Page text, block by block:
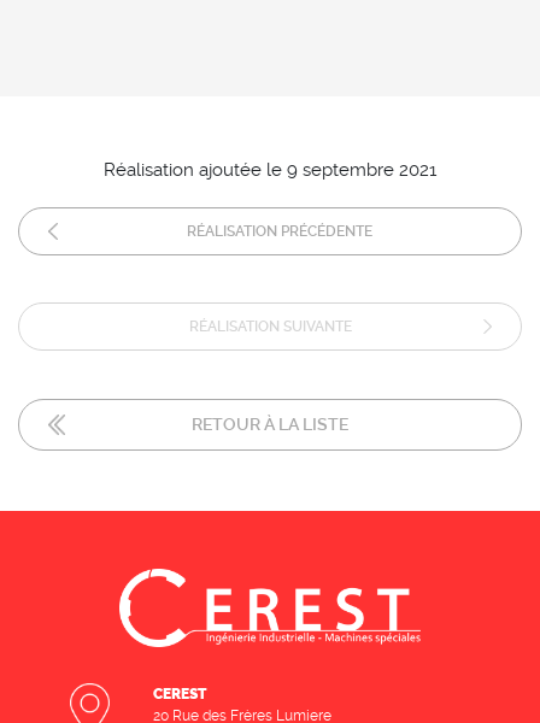
Réalisation ajoutée le 9 septembre 2021
RÉALISATION PRÉCÉDENTE
RÉALISATION SUIVANTE
RETOUR À LA LISTE
CEREST
20 Rue des Frères Lumiere